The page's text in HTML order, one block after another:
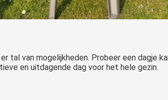
tal van mogelijkheden. Probeer een dagje
en uitdagende dag voor het hele gezin.